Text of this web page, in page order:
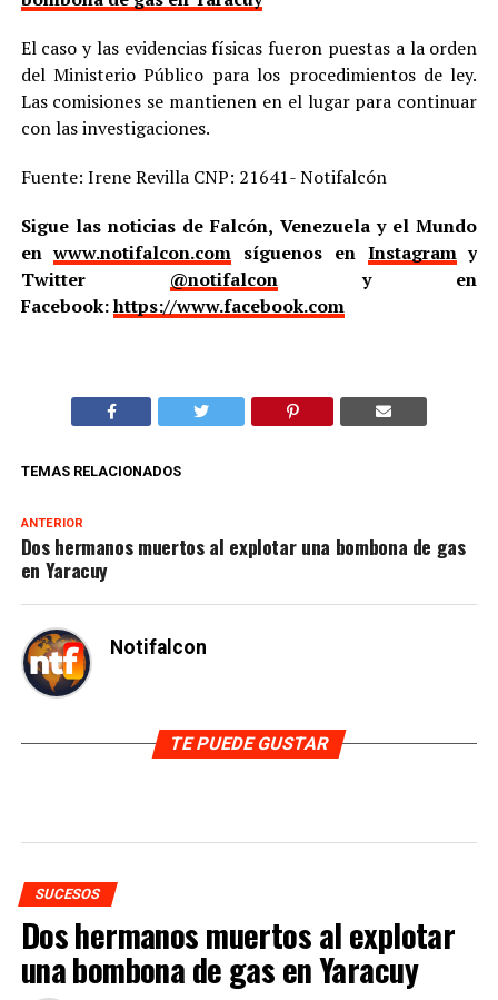
El caso y las evidencias físicas fueron puestas a la orden
del Ministerio Público para los procedimientos de ley.
Las comisiones se mantienen en el lugar para continuar
con las investigaciones.
Fuente: Irene Revilla CNP: 21641- Notifalcón
Sigue las noticias de Falcón, Venezuela y el Mundo
enwww.notifalcon.com síguenos en Instagramy
Twitter @notifalcony en
Facebook:https://www.facebook.com
TEMAS RELACIONADOS
ANTERIOR
Dos hermanos muertos al explotar una bombona de gas
en Yaracuy
Notifalcon
TE PUEDE GUSTAR
SUCESOS
Dos hermanos muertos al explotar
una bombona de gas en Yaracuy